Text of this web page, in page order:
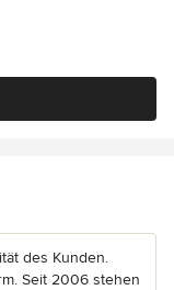
des Kunden.
Seit 2006 stehen